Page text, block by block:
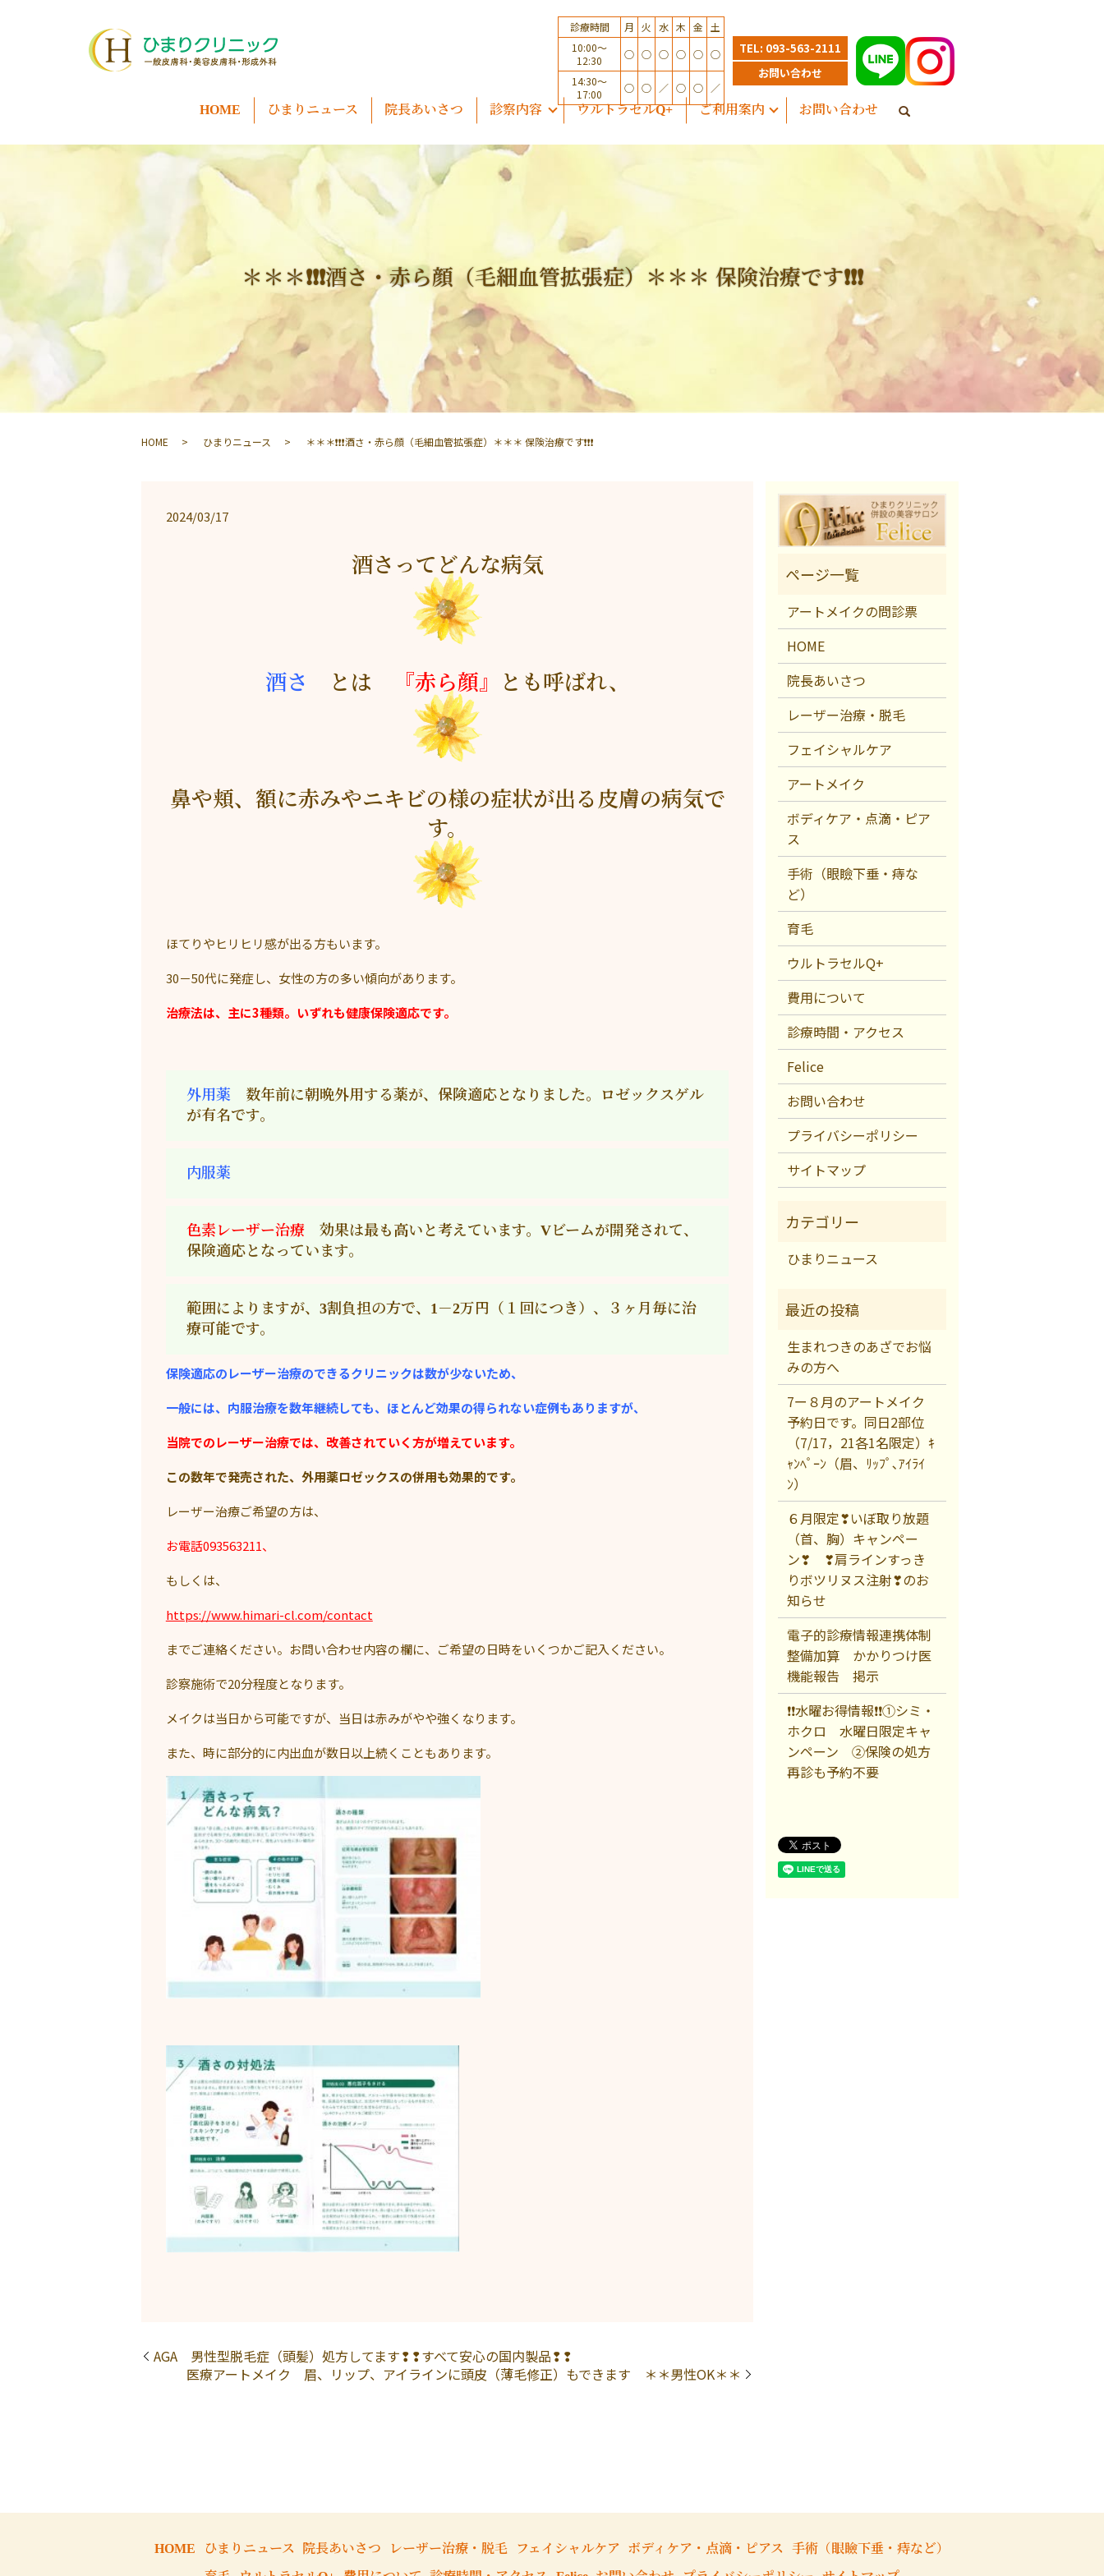
HOME ひまりニュース 院長あいさつ 診察内容 ウルトラセルQ+ ご利用案内 お問い合わせ
診療時間 月 火 水 木 金
土
10:00～
12:30
○ ○ ○ ○ ○ ○
14:30～
17:00
○ ○ ／ ○ ○ ／
TEL: 093-563-2111
お問い合わせ
＊＊＊❗❗❗酒さ・赤ら顔（毛細血管拡張症）＊＊＊ 保険治療です❗❗❗
HOME ひまりニュース ＊＊＊❗❗❗酒さ・赤ら顔（毛細血管拡張症）＊＊＊ 保険治療です❗❗❗
2024/03/17
酒さってどんな病気
酒さ とは 『赤ら顔』 とも呼ばれ、
鼻や頬、額に赤みやニキビの様の症状が出る皮膚の病気で
す。
ほてりやヒリヒリ感が出る方もいます。
30－50代に発症し、女性の方の多い傾向があります。
治療法は、主に3種類。いずれも健康保険適応です。
外用薬 数年前に朝晩外用する薬が、保険適応となりました。ロゼックスゲル
が有名です。
内服薬
色素レーザー治療効果は最も高いと考えています。Vビームが開発されて、
保険適応となっています。
範囲によりますが、3割負担の方で、1－2万円（１回につき）、３ヶ月毎に治
療可能です。
保険適応のレーザー治療のできるクリニックは数が少ないため、
一般には、内服治療を数年継続しても、ほとんど効果の得られない症例もありますが、
当院でのレーザー治療では、改善されていく方が増えています。
この数年で発売された、外用薬ロゼックスの併用も効果的です。
レーザー治療ご希望の方は、
お電話093563211、
もしくは、
https://www.himari-cl.com/contact
までご連絡ください。お問い合わせ内容の欄に、ご希望の日時をいくつかご記入ください。
診察施術で20分程度となります。
メイクは当日から可能ですが、当日は赤みがやや強くなります。
また、時に部分的に内出血が数日以上続くこともあります。
AGA 男性型脱毛症（頭髪）処方してます❢❢すべて安心の国内製品❢❢
医療アートメイク 眉、リップ、アイラインに頭皮（薄毛修正）もできます ＊＊男性OK＊＊
アートメイクの問診票
HOME
院長あいさつ
レーザー治療・脱毛
フェイシャルケア
アートメイク
ボディケア・点滴・ピア
ス
手術（眼瞼下垂・痔な
ど）
育毛
ウルトラセルQ+
費用について
診療時間・アクセス
Felice
お問い合わせ
プライバシーポリシー
サイトマップ
ひまりニュース
生まれつきのあざでお悩
みの方へ
7ー８月のアートメイク
予約日です。同日2部位
（7/17，21各1名限定）ｷ
ｬﾝﾍﾟｰﾝ（眉、ﾘｯﾌﾟ､ｱｲﾗｲ
ﾝ）
６月限定❣いぼ取り放題
（首、胸）キャンペー
ン❣ ❣肩ラインすっき
りボツリヌス注射❣のお
知らせ
電子的診療情報連携体制
整備加算 かかりつけ医
機能報告 掲示
❗❗水曜お得情報❗❗①シミ・
ホクロ 水曜日限定キャ
ンペーン ②保険の処方
再診も予約不要
HOME ひまりニュース 院長あいさつ レーザー治療・脱毛 フェイシャルケア ボディケア・点滴・ピアス
手術（眼瞼下垂・痔など）